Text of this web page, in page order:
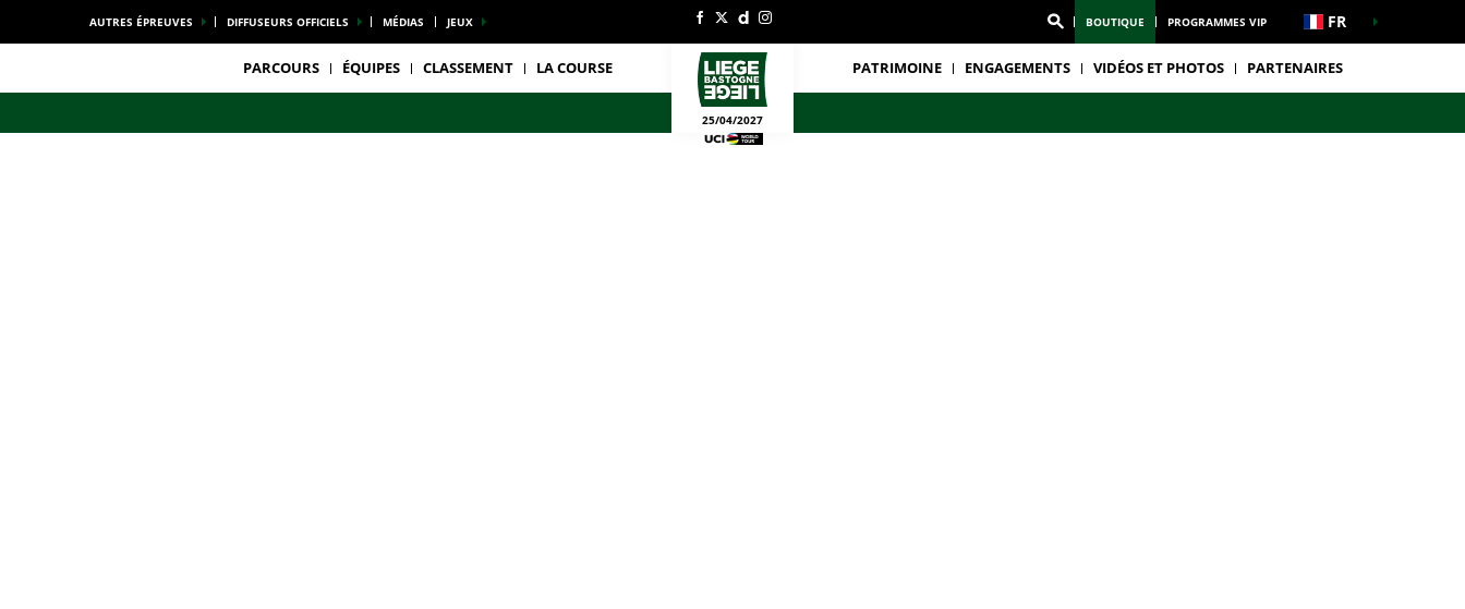
AUTRES ÉPREUVES DIFFUSEURS OFFICIELS MÉDIAS JEUX BOUTIQUE PROGRAMMES VIP FR
PARCOURS ÉQUIPES CLASSEMENT LA COURSE
25/04/2027
PATRIMOINE ENGAGEMENTS VIDÉOS ET PHOTOS PARTENAIRES